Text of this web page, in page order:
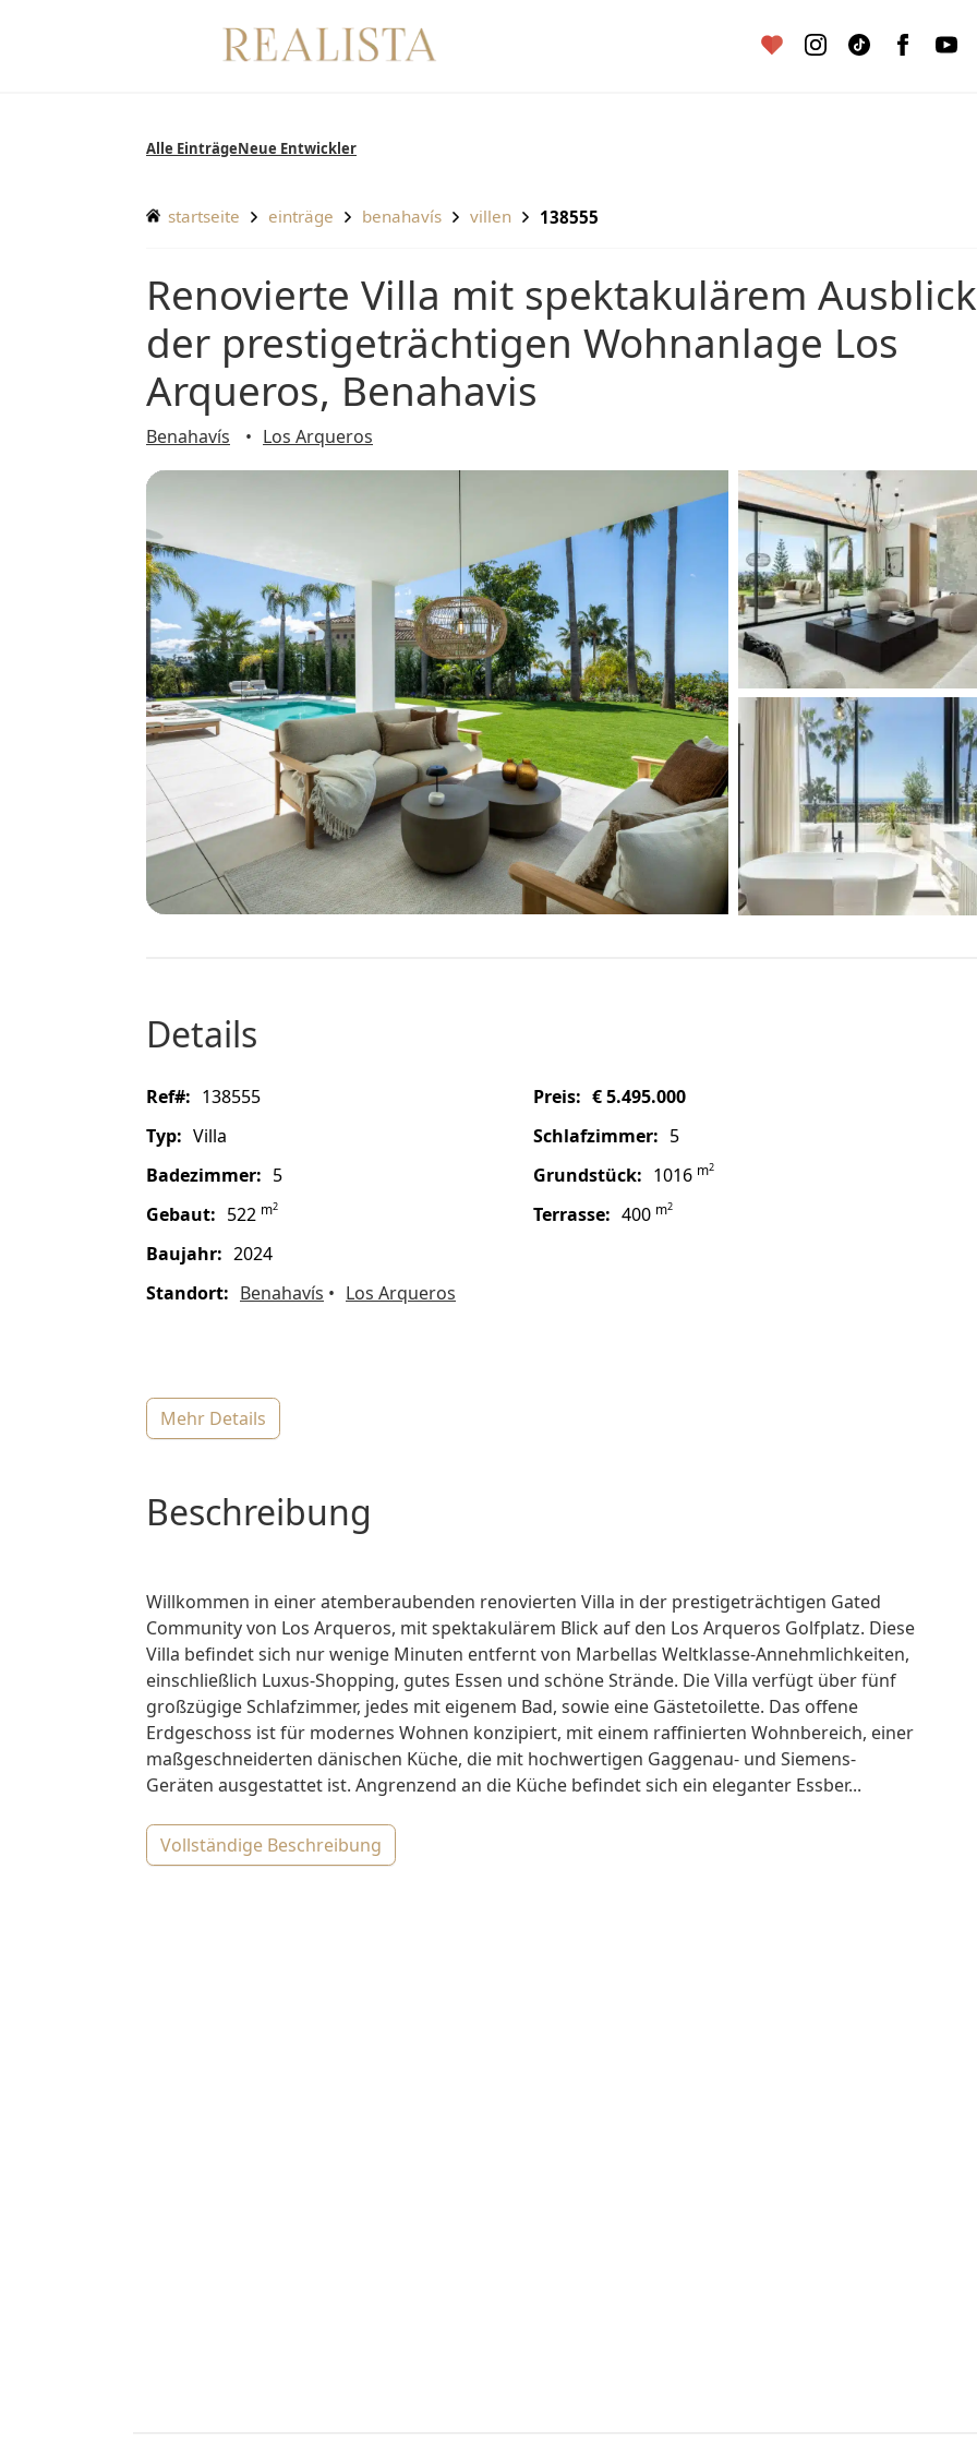
Alle Einträge Neue Entwickler
startseite einträge benahavís villen 138555
Renovierte Villa mit spektakulärem Ausblick in
der prestigeträchtigen Wohnanlage Los
Arqueros, Benahavis
Benahavís Los Arqueros
Details
ref#: 138555 Preis:
€ 5.495.000
Typ:
Villa Schlafzimmer: 5
Badezimmer: 5 Grundstück: 1016 m2
gebaut: 522 m2 Terrasse: 400 m2
baujahr:
2024
Standort:
Benahavís Los Arqueros
mehr Details
Beschreibung
Willkommen in einer atemberaubenden renovierten Villa in der prestigeträchtigen Gated
Community von Los Arqueros, mit spektakulärem Blick auf den Los Arqueros Golfplatz. Diese
Villa befindet sich nur wenige Minuten entfernt von Marbellas Weltklasse-Annehmlichkeiten,
einschließlich Luxus-Shopping, gutes Essen und schöne Strände. Die Villa verfügt über fünf
großzügige Schlafzimmer, jedes mit eigenem Bad, sowie eine Gästetoilette. Das offene
Erdgeschoss ist für modernes Wohnen konzipiert, mit einem raffinierten Wohnbereich, einer
maßgeschneiderten dänischen Küche, die mit hochwertigen Gaggenau- und Siemens-
Geräten ausgestattet ist. Angrenzend an die Küche befindet sich ein eleganter Essber...
vollständige Beschreibung